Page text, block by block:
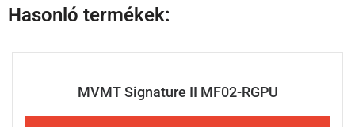
Hasonló termékek:
MVMT Signature II MF02-RGPU